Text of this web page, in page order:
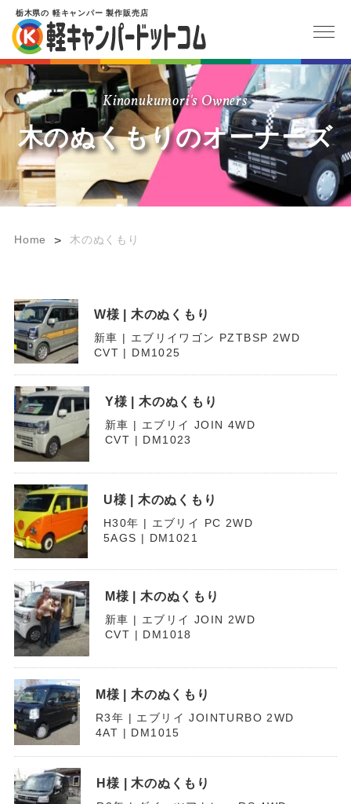
栃木県の 軽キャンパー 製作販売店
Kinonukumori's Owners
木のぬくもりのオーナーズ
Home > 木のぬくもり
W様 | 木のぬくもり
新車 | エブリイワゴン PZTBSP 2WD
CVT | DM1025
Y様 | 木のぬくもり
新車 | エブリイ JOIN 4WD
CVT | DM1023
U様 | 木のぬくもり
H30年 | エブリイ PC 2WD
5AGS | DM1021
M様 | 木のぬくもり
新車 | エブリイ JOIN 2WD
CVT | DM1018
M様 | 木のぬくもり
R3年 | エブリイ JOINTURBO 2WD
4AT | DM1015
H様 | 木のぬくもり